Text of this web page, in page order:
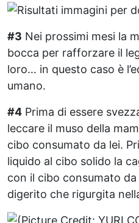
#3 Nei prossimi mesi la
bocca per rafforzare il
loro… in questo caso è
umano.
#4 Prima di essere
leccare il muso della
cibo consumato da lei.
liquido al cibo solido la
con il cibo consumato
digerito che rigurgita